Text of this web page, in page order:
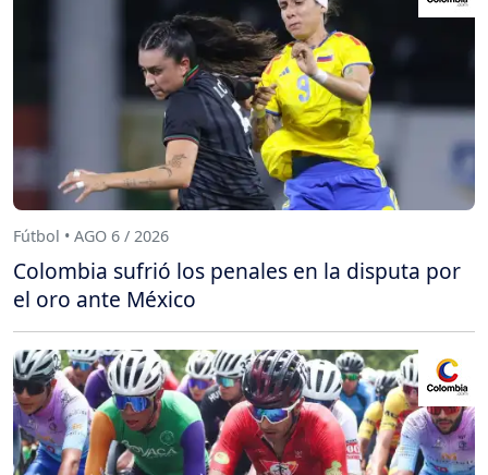
Fútbol • AGO 6 / 2026
Colombia sufrió los penales en la disputa por
el oro ante México